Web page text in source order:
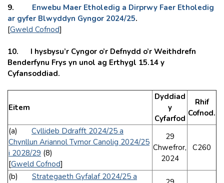
9. Enwebu Maer Etholedig a Dirprwy Faer Etholedig
ar gyfer Blwyddyn Gyngor 2024/25.
[Gweld Cofnod]
10. I hysbysu’r Cyngor o’r Defnydd o’r Weithdrefn
Benderfynu Frys yn unol ag Erthygl 15.14 y
Cyfansoddiad.
Eitem
Dyddiad
y
Cyfarfod
Rhif
Cofnod.
(a) Cyllideb Ddrafft 2024/25 a
Chynllun Ariannol Tymor Canolig 2024/25
i 2028/29 (8)
[Gweld Cofnod]
29
Chwefror,
2024
C260
(b) Strategaeth Gyfalaf 2024/25 a